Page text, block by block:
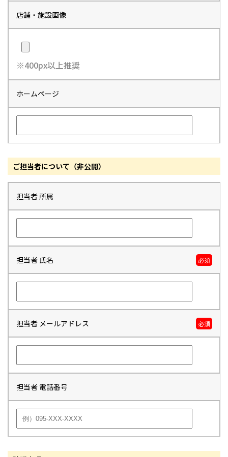
店舗・施設画像
※400px以上推奨
ホームページ
ご担当者について（非公開）
担当者 所属
担当者 氏名 必須
担当者 メールアドレス 必須
担当者 電話番号